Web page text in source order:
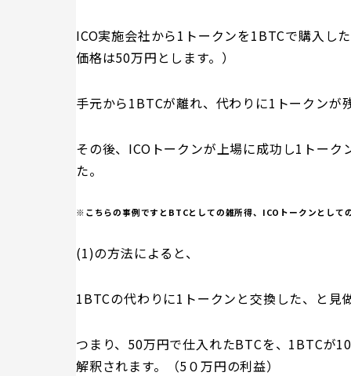
ICO実施会社から1トークンを1BTCで購入
価格は50万円とします。）
手元から1BTCが離れ、代わりに1トークンが
その後、ICOトークンが上場に成功し1トー
た。
※こちらの事例ですとBTCとしての雑所得、ICOトークンとして
(1)の方法によると、
1BTCの代わりに1トークンと交換した、と見
つまり、50万円で仕入れたBTCを、1BTCが
解釈されます。（5０万円の利益）